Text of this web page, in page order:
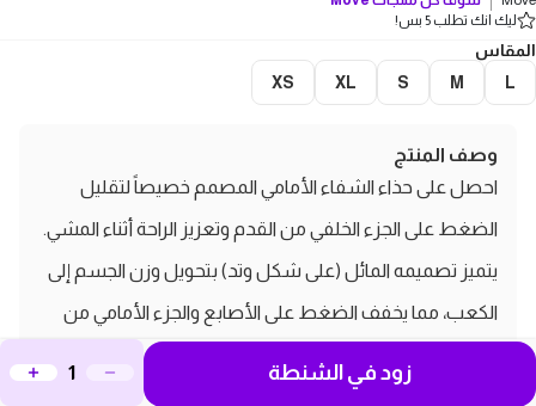
ليك انك تطلب 5 بس!
المقاس
L
M
S
XL
XS
وصف المنتج
احصل على حذاء الشفاء الأمامي المصمم خصيصاً لتقليل
الضغط على الجزء الخلفي من القدم وتعزيز الراحة أثناء المشي.
يتميز تصميمه المائل (على شكل وتد) بتحويل وزن الجسم إلى
الكعب، مما يخفف الضغط على الأصابع والجزء الأمامي من
القدم، وهو مثالي للمرضى بعد العمليات الجراحية أو الذين
يعانون من قرحات القدم السكرية، حيث يمنع الضغط المباشر
زود في الشنطة